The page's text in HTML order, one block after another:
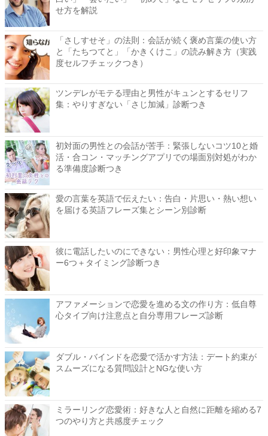
せ方を解説
「さしすせそ」の法則：会話が続く褒め言葉の使い方
と「たちつてと」「かきくけこ」の読み解き方（実践
度セルフチェックつき）
ツンデレがモテる理由と男性がキュンとするセリフ
集：やりすぎない「さじ加減」診断つき
初対面の男性との会話が苦手：緊張しないコツ10と婚
活・合コン・マッチングアプリでの場面別対処がわか
る準備度診断つき
愛の言葉を英語で伝えたい：告白・片思い・熱い想い
を届ける英語フレーズ集とシーン別診断
彼に電話したいのにできない：男性心理と好印象マナ
ー6つ＋タイミング診断つき
アファメーションで恋愛を進める文の作り方：低自尊
心タイプ向け注意点と自分専用フレーズ診断
ダブル・バインドを恋愛で活かす方法：デート約束が
スムーズになる質問設計とNGな使い方
ミラーリング恋愛術：好きな人と自然に距離を縮める7
つのやり方と共感度チェック